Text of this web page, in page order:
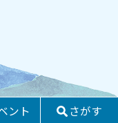
ント さがす